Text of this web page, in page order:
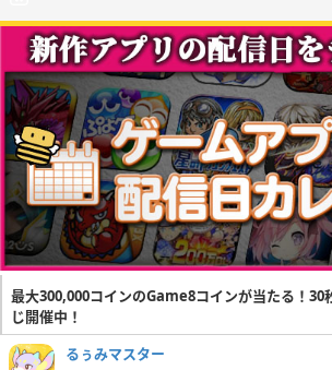
最大300,000コインのGame8コインが当たる！30
じ開催中！
るぅみマスター